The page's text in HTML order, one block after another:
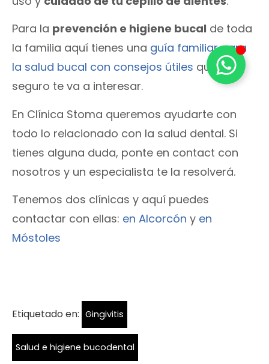
Para la prevención e higiene bucal de toda
la familia aquí tienes una guía familiar para
la salud bucal con consejos útiles que
seguro te va a interesar.
En Clínica Stoma queremos ayudarte con
todo lo relacionado con la salud dental. Si
tienes alguna duda, ponte en contact con
nosotros y un especialista te la resolverá.
Tenemos dos clínicas y aquí puedes
contactar con ellas: en Alcorcón y en
Móstoles
Etiquetado en: Gingivitis
Salud e higiene bucodental